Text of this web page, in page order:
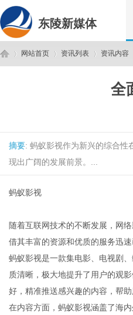
东陵新媒体
网站首页 资讯列表 资讯内容
全
摘要: 蚂蚁影视作为新兴的综合性
现出广阔的发展前景。...
蚂蚁影视
随着互联网技术的不断发展，网
借其丰富的资源和优质的服务迅
蚂蚁影视是一款集电影、电视剧
质清晰，极大地提升了用户的观
好，精准推送感兴趣的内容，帮助
在内容方面，蚂蚁影视涵盖了海